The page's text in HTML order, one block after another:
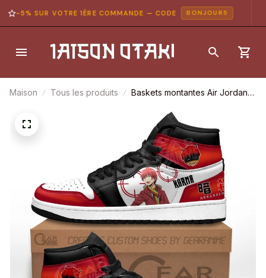
-5% SUR VOTRE 1ÈRE COMMANDE — CODE BONJOUR5
Maison Tous les produits
Baskets montantes Air Jordan
montantes Assassination
Classroom